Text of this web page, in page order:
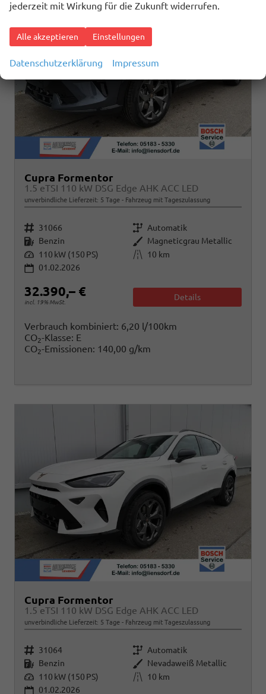
Cupra Formentor
1.5 eTSI 110 kW DSG Edge AHK ACC LED
unverbindliche Lieferzeit: 5 Tage Fahrzeug mit Tageszulassung
Fahrzeugnr. 31066 Getriebe Automatik
Kraftstoff Benzin Außenfarbe Magneticgrau Metallic
Leistung 110 kW (150 PS) Kilometerstand
10 km
01.02.2026
32.390,– €
incl. 19% MwSt.
Details
Verbrauch kombiniert: 6,20 l/100km
CO2-Klasse: E
CO2-Emissionen: 140,00 g/km
Cupra Formentor
1.5 eTSI 110 kW DSG Edge AHK ACC LED
unverbindliche Lieferzeit: 5 Tage Fahrzeug mit Tageszulassung
Fahrzeugnr. 31064 Getriebe Automatik
Kraftstoff Benzin Außenfarbe Nevadaweiß Metallic
Leistung 110 kW (150 PS) Kilometerstand
10 km
01.02.2026
jederzeit mit Wirkung für die Zukunft widerrufen.
Alle akzeptieren Einstellungen
Datenschutzerklärung Impressum